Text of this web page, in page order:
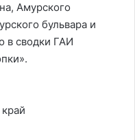
Амурского
бульвара и
в сводки ГАИ